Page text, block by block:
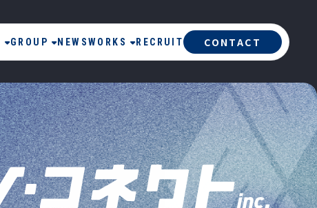
GROUP NEWSWORKS RECRUIT CONTACT